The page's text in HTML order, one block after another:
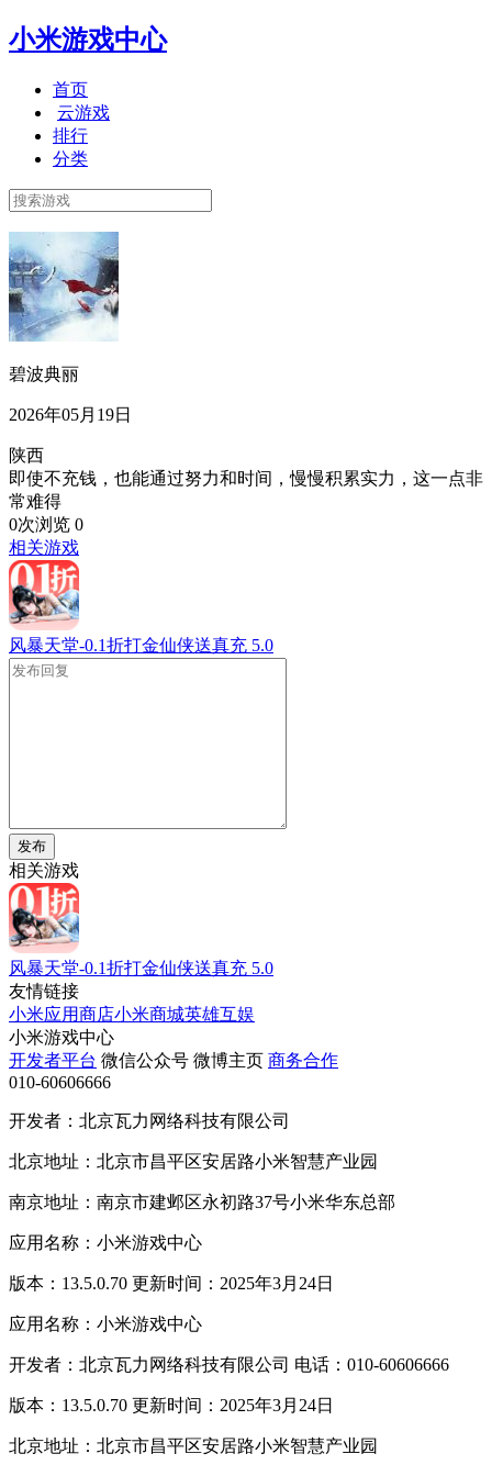
小米游戏中心
首页
云游戏
排行
分类
碧波典丽
2026年05月19日
陕西
即使不充钱，也能通过努力和时间，慢慢积累实力，这一点非
常难得
0次浏览 0
相关游戏
风暴天堂-0.1折打金仙侠送真充 5.0
发布
相关游戏
风暴天堂-0.1折打金仙侠送真充 5.0
友情链接
小米应用商店小米商城英雄互娱
小米游戏中心
开发者平台 微信公众号 微博主页 商务合作
010-60606666
开发者：北京瓦力网络科技有限公司
北京地址：北京市昌平区安居路小米智慧产业园
南京地址：南京市建邺区永初路37号小米华东总部
应用名称：小米游戏中心
版本：13.5.0.70 更新时间：2025年3月24日
应用名称：小米游戏中心
开发者：北京瓦力网络科技有限公司 电话：010-60606666
版本：13.5.0.70 更新时间：2025年3月24日
北京地址：北京市昌平区安居路小米智慧产业园